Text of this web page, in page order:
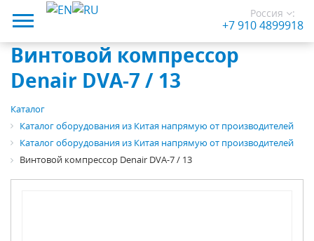
Россия
+7 910 4899918
:
Винтовой компрессор
Denair DVA-7 / 13
Каталог
Каталог оборудования из Китая напрямую от производителей
Каталог оборудования из Китая напрямую от производителей
Винтовой компрессор Denair DVA-7 / 13